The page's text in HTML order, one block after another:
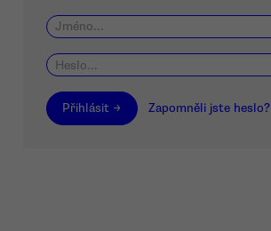
Přihlásit → Zapomněli jste heslo?